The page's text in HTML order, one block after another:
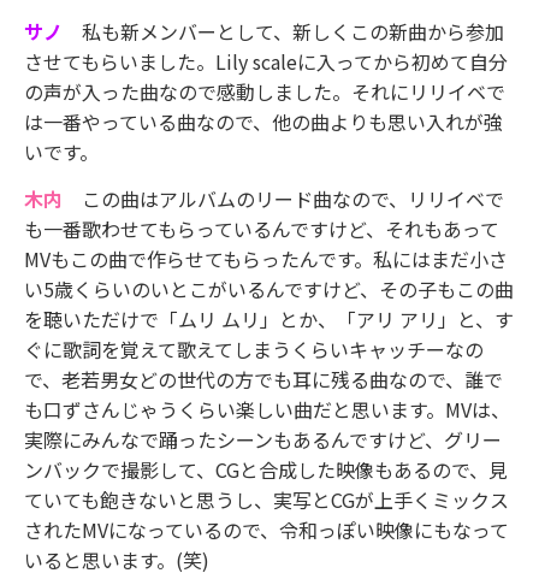
サノ 私も新メンバーとして、新しくこの新曲から参加
させてもらいました。Lily scaleに入ってから初めて自分
の声が入った曲なので感動しました。それにリリイベで
は一番やっている曲なので、他の曲よりも思い入れが強
いです。
木内 この曲はアルバムのリード曲なので、リリイベで
も一番歌わせてもらっているんですけど、それもあって
MVもこの曲で作らせてもらったんです。私にはまだ小さ
い5歳くらいのいとこがいるんですけど、その子もこの曲
を聴いただけで「ムリ ムリ」とか、「アリ アリ」と、す
ぐに歌詞を覚えて歌えてしまうくらいキャッチーなの
で、老若男女どの世代の方でも耳に残る曲なので、誰で
も口ずさんじゃうくらい楽しい曲だと思います。MVは、
実際にみんなで踊ったシーンもあるんですけど、グリー
ンバックで撮影して、CGと合成した映像もあるので、見
ていても飽きないと思うし、実写とCGが上手くミックス
されたMVになっているので、令和っぽい映像にもなって
いると思います。(笑)